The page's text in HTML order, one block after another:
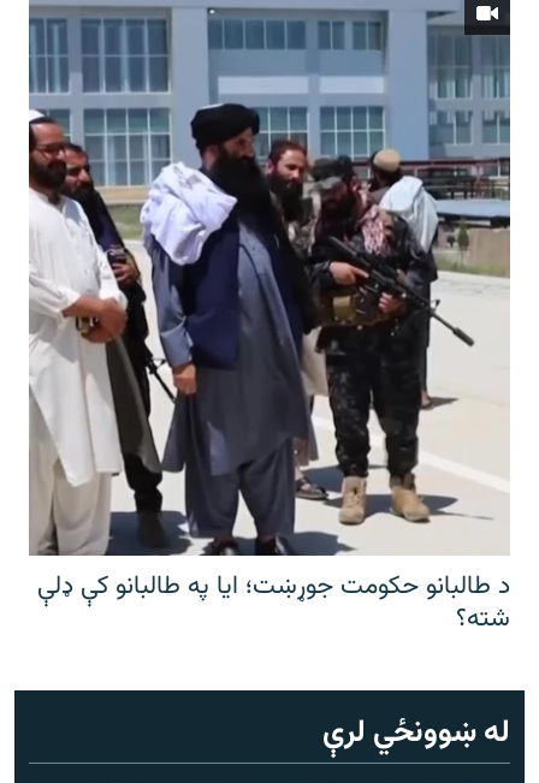
د طالبانو حکومت جوړښت؛ ایا په طالبانو کې ډلې
شته؟
له ښوونځي لرې